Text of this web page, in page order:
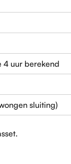
4 uur berekend
sluiting)